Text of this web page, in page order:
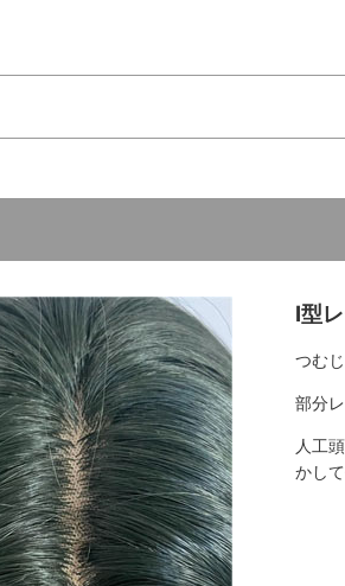
I型
つむ
部分
人工
かし